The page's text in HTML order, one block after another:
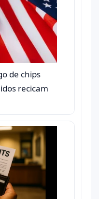
de chips
recicam